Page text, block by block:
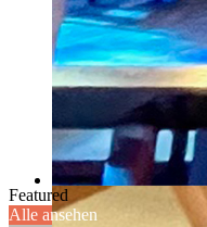
Featured
Alle ansehen